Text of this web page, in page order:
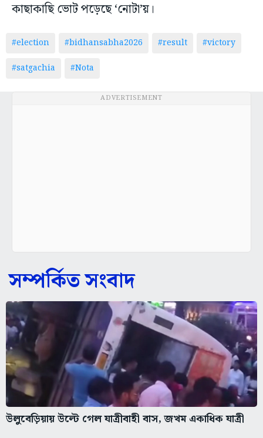
কাছাকাছি ভোট পড়েছে ‘নোটা’য়।
#election #bidhansabha2026 #result
#victory
#satgachia
#Nota
ADVERTISEMENT
সম্পর্কিত সংবাদ
উলুবেড়িয়ায় উল্টে গেল যাত্রীবাহী বাস, জখম একাধিক যাত্রী